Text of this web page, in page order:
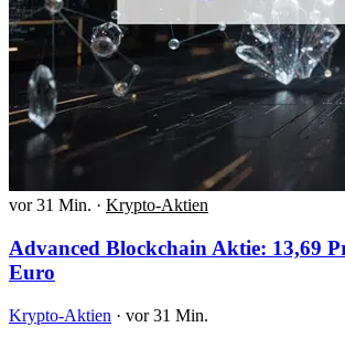
vor 31 Min. · Krypto-Aktien
Advanced Blockchain Aktie: 13,69
Euro
Krypto-Aktien · vor 31 Min.